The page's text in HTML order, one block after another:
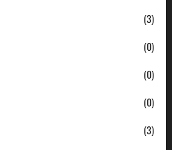
(3)
(0)
(0)
(0)
(3)